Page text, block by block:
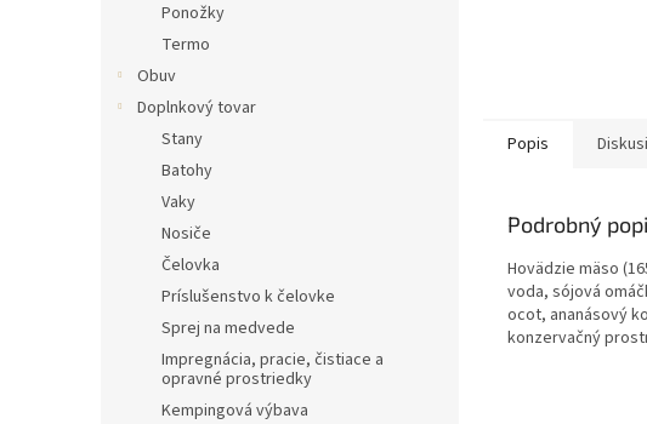
Ponožky
Termo
Obuv
Doplnkový tovar
Stany
Batohy
Vaky
Nosiče
Čelovka
Príslušenstvo k čelovke
Sprej na medvede
Impregnácia, pracie, čistiace a
opravné prostriedky
Kempingová výbava
Popis
Podrobný
Hovädzie mäso
voda, sójová
ocot, ananásový
konzervačný